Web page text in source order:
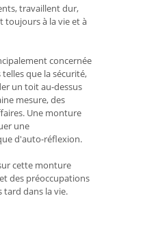
travaillent dur,
toujours à la vie et à
concernée
que la sécurité,
un toit au-dessus
mesure, des
Une monture
une
d'auto-réflexion.
cette monture
des préoccupations
tard dans la vie.